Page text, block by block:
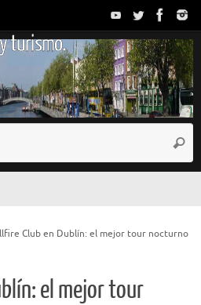
turismo.
Club en Dublín: el mejor tour nocturno
el mejor tour